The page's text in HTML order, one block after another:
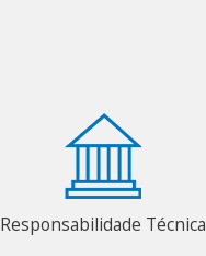
Responsabilidade Técnica